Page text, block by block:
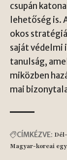
csupán
lehetőség is.
okos
saját védelmi
tanulság,
miközben
mai
CÍMKÉZVE:
Magyar-koreai